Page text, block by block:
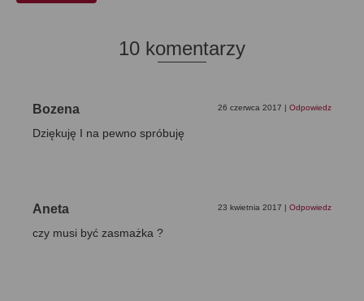
10 komentarzy
Bozena 26 czerwca 2017 | Odpowiedz
Dziękuję I na pewno spróbuję
Aneta 23 kwietnia 2017 | Odpowiedz
czy musi być zasmażka ?